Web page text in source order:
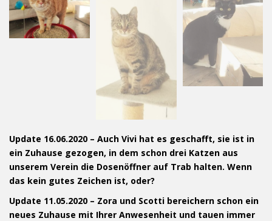
Update 16.06.2020 – Auch Vivi hat es geschafft, sie ist in
ein Zuhause gezogen, in dem schon drei Katzen aus
unserem Verein die Dosenöffner auf Trab halten. Wenn
das kein gutes Zeichen ist, oder?
Update 11.05.2020 – Zora und Scotti bereichern schon ein
neues Zuhause mit Ihrer Anwesenheit und tauen immer